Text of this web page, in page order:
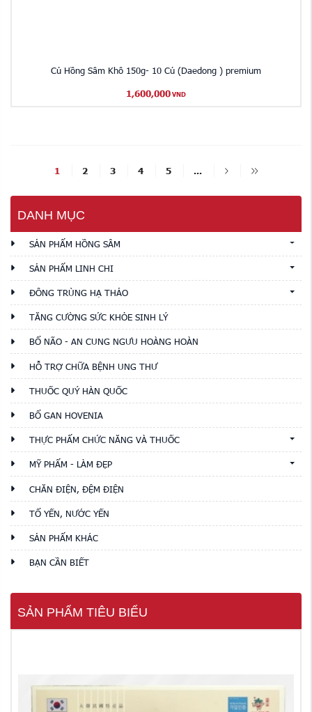
Củ Hồng Sâm Khô 150g- 10 Củ (Daedong ) premium
1,600,000 VND
1 2 3 4 5 ...
DANH MỤC
SẢN PHẨM HỒNG SÂM
SẢN PHẨM LINH CHI
ĐÔNG TRÙNG HẠ THẢO
TĂNG CƯỜNG SỨC KHỎE SINH LÝ
BỔ NÃO - AN CUNG NGƯU HOÀNG HOÀN
HỖ TRỢ CHỮA BỆNH UNG THƯ
THUỐC QUÝ HÀN QUỐC
BỔ GAN HOVENIA
THỰC PHẨM CHỨC NĂNG VÀ THUỐC
MỸ PHẨM - LÀM ĐẸP
CHĂN ĐIỆN, ĐỆM ĐIỆN
TỔ YẾN, NƯỚC YẾN
SẢN PHẨM KHÁC
BẠN CẦN BIẾT
SẢN PHẨM TIÊU BIỂU